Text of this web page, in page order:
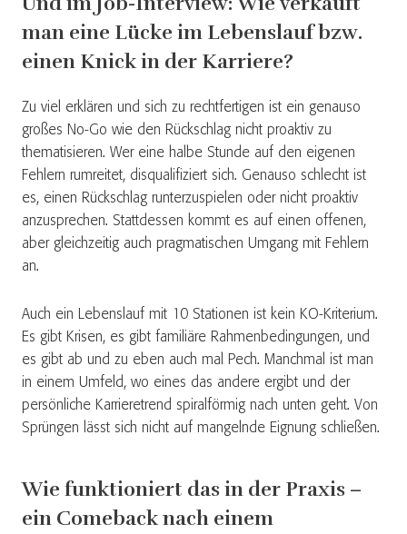
man eine Lücke im Lebenslauf bzw.
einen Knick in der Karriere?
Zu viel erklären und sich zu rechtfertigen ist ein genauso
großes No-Go wie den Rückschlag nicht proaktiv zu
thematisieren. Wer eine halbe Stunde auf den eigenen
Fehlern rumreitet, disqualifiziert sich. Genauso schlecht ist
es, einen Rückschlag runterzuspielen oder nicht proaktiv
anzusprechen. Stattdessen kommt es auf einen offenen,
aber gleichzeitig auch pragmatischen Umgang mit Fehlern
an.
Auch ein Lebenslauf mit 10 Stationen ist kein KO-Kriterium.
Es gibt Krisen, es gibt familiäre Rahmenbedingungen, und
es gibt ab und zu eben auch mal Pech. Manchmal ist man
in einem Umfeld, wo eines das andere ergibt und der
persönliche Karrieretrend spiralförmig nach unten geht. Von
Sprüngen lässt sich nicht auf mangelnde Eignung schließen.
Wie funktioniert das in der Praxis –
ein Comeback nach einem